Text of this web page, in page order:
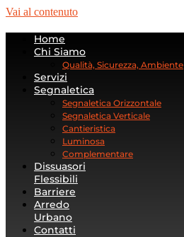
Vai al contenuto
Home
Chi Siamo
Qualità, Sicurezza, Ambiente
Servizi
Segnaletica
Segnaletica Orizzontale
Segnaletica Verticale
Cantieristica
Luminosa
Complementare
Dissuasori
Flessibili
Barriere
Arredo
Urbano
Contatti